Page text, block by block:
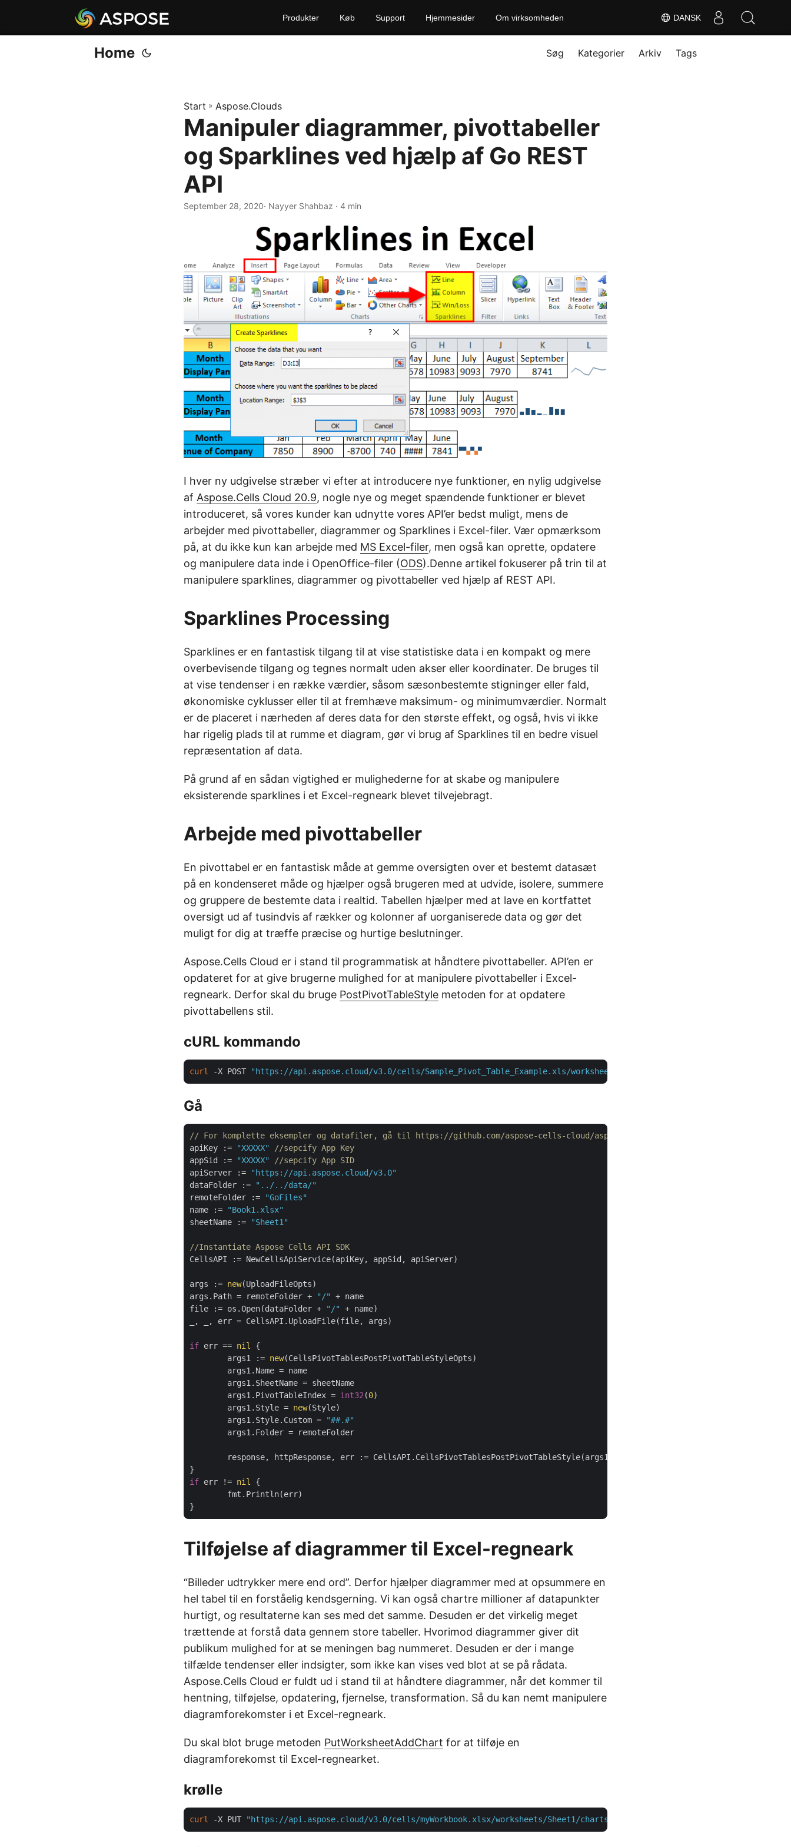
DANSK
Produkter Køb Support Hjemmesider Om virksomheden
Home Søg Kategorier Arkiv Tags
Start » Aspose.Clouds
Manipuler diagrammer, pivottabeller
og Sparklines ved hjælp af Go REST
API
September 28, 2020· Nayyer Shahbaz · 4 min
I hver ny udgivelse stræber vi efter at introducere nye funktioner, en nylig udgivelse
af Aspose.Cells Cloud 20.9, nogle nye og meget spændende funktioner er blevet
introduceret, så vores kunder kan udnytte vores API’er bedst muligt, mens de
arbejder med pivottabeller, diagrammer og Sparklines i Excel-filer. Vær opmærksom
på, at du ikke kun kan arbejde med MS Excel-filer, men også kan oprette, opdatere
og manipulere data inde i OpenOffice-filer (ODS).Denne artikel fokuserer på trin til at
manipulere sparklines, diagrammer og pivottabeller ved hjælp af REST API.
Sparklines Processing
Sparklines er en fantastisk tilgang til at vise statistiske data i en kompakt og mere
overbevisende tilgang og tegnes normalt uden akser eller koordinater. De bruges til
at vise tendenser i en række værdier, såsom sæsonbestemte stigninger eller fald,
økonomiske cyklusser eller til at fremhæve maksimum- og minimumværdier. Normalt
er de placeret i nærheden af deres data for den største effekt, og også, hvis vi ikke
har rigelig plads til at rumme et diagram, gør vi brug af Sparklines til en bedre visuel
repræsentation af data.
På grund af en sådan vigtighed er mulighederne for at skabe og manipulere
eksisterende sparklines i et Excel-regneark blevet tilvejebragt.
Arbejde med pivottabeller
En pivottabel er en fantastisk måde at gemme oversigten over et bestemt datasæt
på en kondenseret måde og hjælper også brugeren med at udvide, isolere, summere
og gruppere de bestemte data i realtid. Tabellen hjælper med at lave en kortfattet
oversigt ud af tusindvis af rækker og kolonner af uorganiserede data og gør det
muligt for dig at træffe præcise og hurtige beslutninger.
Aspose.Cells Cloud er i stand til programmatisk at håndtere pivottabeller. API’en er
opdateret for at give brugerne mulighed for at manipulere pivottabeller i Excel-
regneark. Derfor skal du bruge PostPivotTableStyle metoden for at opdatere
pivottabellens stil.
cURL kommando
curl -X POST "https://api.aspose.cloud/v3.0/cells/Sample_Pivot_Table_Example.xls/worksheets/Sheet2/pivottables/0/FormatAll"
Gå
// For komplette eksempler og datafiler, gå til https://github.com/aspose-cells-cloud/aspose-cells-cloud-go
apiKey :=
"XXXXX"
//sepcify App Key
appSid :=
"XXXXX"
//sepcify App SID
apiServer :=
"https://api.aspose.cloud/v3.0"
dataFolder :=
"../../data/"
remoteFolder :=
"GoFiles"
name :=
"Book1.xlsx"
sheetName :=
"Sheet1"
//Instantiate Aspose Cells API SDK
CellsAPI := NewCellsApiService(apiKey, appSid, apiServer)
args := new(UploadFileOpts)
args.Path = remoteFolder +
"/"
+ name
file := os.Open(dataFolder +
"/"
+ name)
_, _, err = CellsAPI.UploadFile(file, args)
if err == nil
{
	args1 :=
new(CellsPivotTablesPostPivotTableStyleOpts)
	args1.PivotTableIndex =
int32 (0)
	args1.Style =
new(Style)
	args1.Style.Custom =
"##.#"
if err != nil
{
Tilføjelse af diagrammer til Excel-regneark
“Billeder udtrykker mere end ord”. Derfor hjælper diagrammer med at opsummere en
hel tabel til en forståelig kendsgerning. Vi kan også chartre millioner af datapunkter
hurtigt, og resultaterne kan ses med det samme. Desuden er det virkelig meget
trættende at forstå data gennem store tabeller. Hvorimod diagrammer giver dit
publikum mulighed for at se meningen bag nummeret. Desuden er der i mange
tilfælde tendenser eller indsigter, som ikke kan vises ved blot at se på rådata.
Aspose.Cells Cloud er fuldt ud i stand til at håndtere diagrammer, når det kommer til
hentning, tilføjelse, opdatering, fjernelse, transformation. Så du kan nemt manipulere
diagramforekomster i et Excel-regneark.
Du skal blot bruge metoden PutWorksheetAddChart for at tilføje en
diagramforekomst til Excel-regnearket.
krølle
curl -X PUT "https://api.aspose.cloud/v3.0/cells/myWorkbook.xlsx/worksheets/Sheet1/